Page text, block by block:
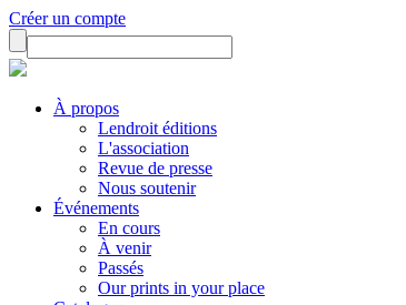
Créer un compte
À propos
Lendroit éditions
L'association
Revue de presse
Nous soutenir
Événements
En cours
À venir
Passés
Our prints in your place